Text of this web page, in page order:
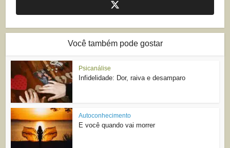
Você também pode gostar
Psicanálise
Infidelidade: Dor, raiva e desamparo
Autoconhecimento
E você quando vai morrer